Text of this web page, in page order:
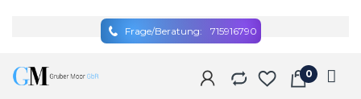
Frage/Beratung: 715916790